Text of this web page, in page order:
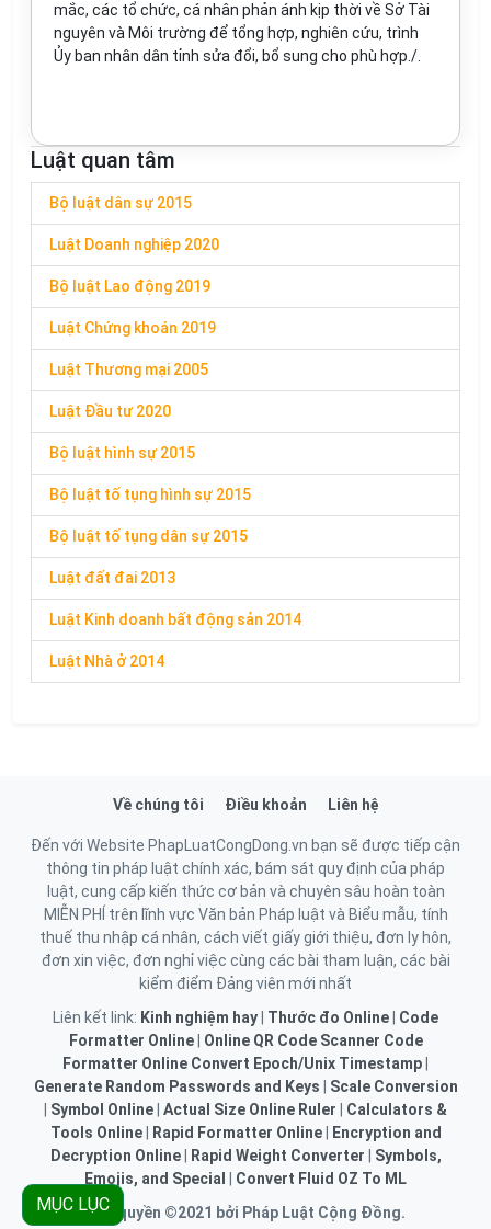
mắc, các tổ chức, cá nhân phản ánh kịp thời về Sở Tài
nguyên và Môi trường để tổng hợp, nghiên cứu, trình
Ủy ban nhân dân tỉnh sửa đổi, bổ sung cho phù hợp./
Luật quan tâm
Bộ luật dân sự 2015
Luật Doanh nghiệp 2020
Bộ luật Lao động 2019
Luật Chứng khoán 2019
Luật Thương mại 2005
Luật Đầu tư 2020
Bộ luật hình sự 2015
Bộ luật tố tụng hình sự 2015
Bộ luật tố tụng dân sự 2015
Luật đất đai 2013
Luật Kinh doanh bất động sản 2014
Luật Nhà ở 2014
MỤC LỤC
Về chúng tôi Điều khoản Liên hệ
Đến với Website PhapLuatCongDong.vn bạn sẽ được tiếp cận
thông tin pháp luật chính xác, bám sát quy định của pháp
luật, cung cấp kiến thức cơ bản và chuyên sâu hoàn toàn
MIỄN PHÍ trên lĩnh vực Văn bản Pháp luật và Biểu mẫu, tính
thuế thu nhập cá nhân, cách viết giấy giới thiệu, đơn ly hôn,
đơn xin việc, đơn nghỉ việc cùng các bài tham luận, các bài
kiểm điểm Đảng viên mới nhất
Liên kết link: Kinh nghiệm hay Thước đo Online
Code
Formatter Online| Online QR Code Scanner Code
Formatter Online Convert Epoch/Unix Timestamp
Generate Random Passwords and Keys
Scale Conversion
Symbol Online Actual Size Online Ruler
Calculators &
Tools Online| Rapid Formatter Online|
Encryption and
Decryption Online| Rapid Weight Converter
Symbols,
Emojis, and Special
Convert Fluid OZ To ML
Bản quyền ©2021 bởi Pháp Luật Cộng Đồng.